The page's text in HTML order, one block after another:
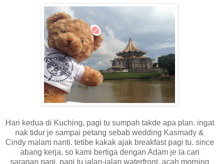
Hari kedua di Kuching, pagi tu sumpah takde apa plan. ingat
nak tidur je sampai petang sebab wedding Kasmady &
Cindy malam nanti. tetibe kakak ajak breakfast pagi tu. since
abang kerja, so kami bertiga dengan Adam je la cari
sarapan pagi. pagi tu jalan-jalan waterfront, acah morning